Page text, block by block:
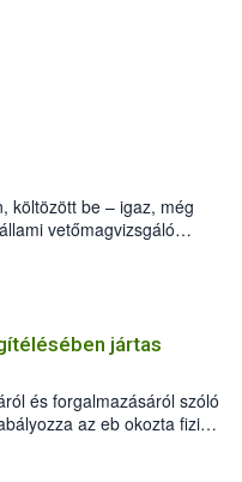
költözött be – igaz, még
vetőmagvizsgáló
Czigler Győző által
jártas
és forgalmazásáról szóló
az eb okozta fizikai
felmerülő
eb tartását és annak